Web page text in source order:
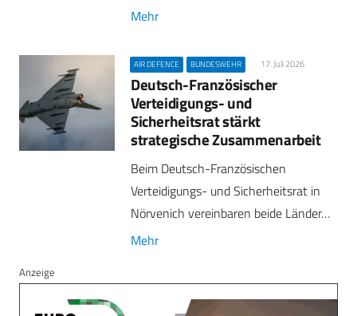
Mehr
AIR DEFENCE BUNDESWEHR 17. Juli 2026
Deutsch-Französischer
Verteidigungs- und
Sicherheitsrat stärkt
strategische Zusammenarbeit
Beim Deutsch-Französischen
Verteidigungs- und Sicherheitsrat in
Nörvenich vereinbaren beide Länder…
Mehr
Anzeige